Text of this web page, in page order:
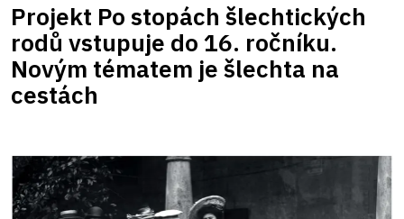
Projekt Po stopách šlechtických
rodů vstupuje do 16. ročníku.
Novým tématem je šlechta na
cestách